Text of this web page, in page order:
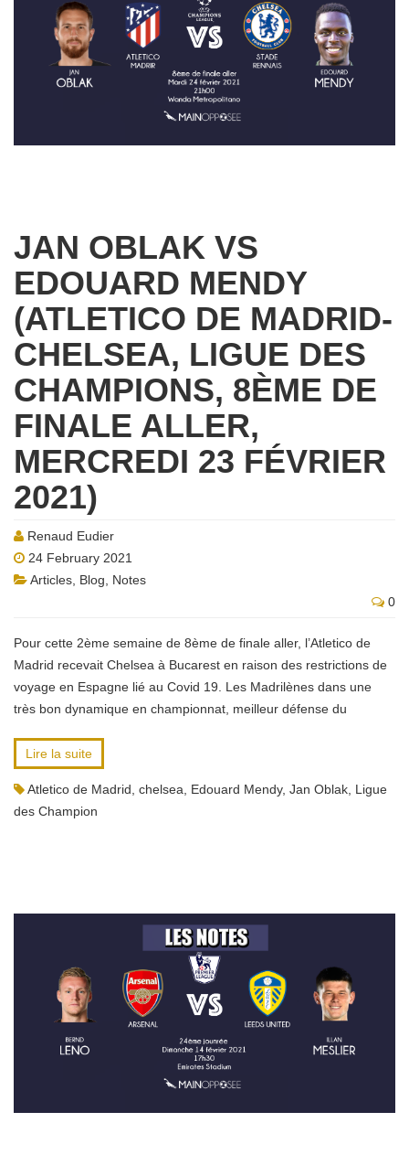
JAN OBLAK VS
EDOUARD MENDY
(ATLETICO DE MADRID-
CHELSEA, LIGUE DES
CHAMPIONS, 8ÈME DE
FINALE ALLER,
MERCREDI 23 FÉVRIER
2021)
Renaud Eudier
24 February 2021
Articles Blog
Notes
0
Pour cette 2ème semaine de 8ème de finale aller, l’Atletico de
Madrid recevait Chelsea à Bucarest en raison des restrictions de
voyage en Espagne lié au Covid 19. Les Madrilènes dans une
très bon dynamique en championnat, meilleur défense du
Lire la suite
Atletico de Madrid chelsea Edouard Mendy, Jan Oblak Ligue
des Champion